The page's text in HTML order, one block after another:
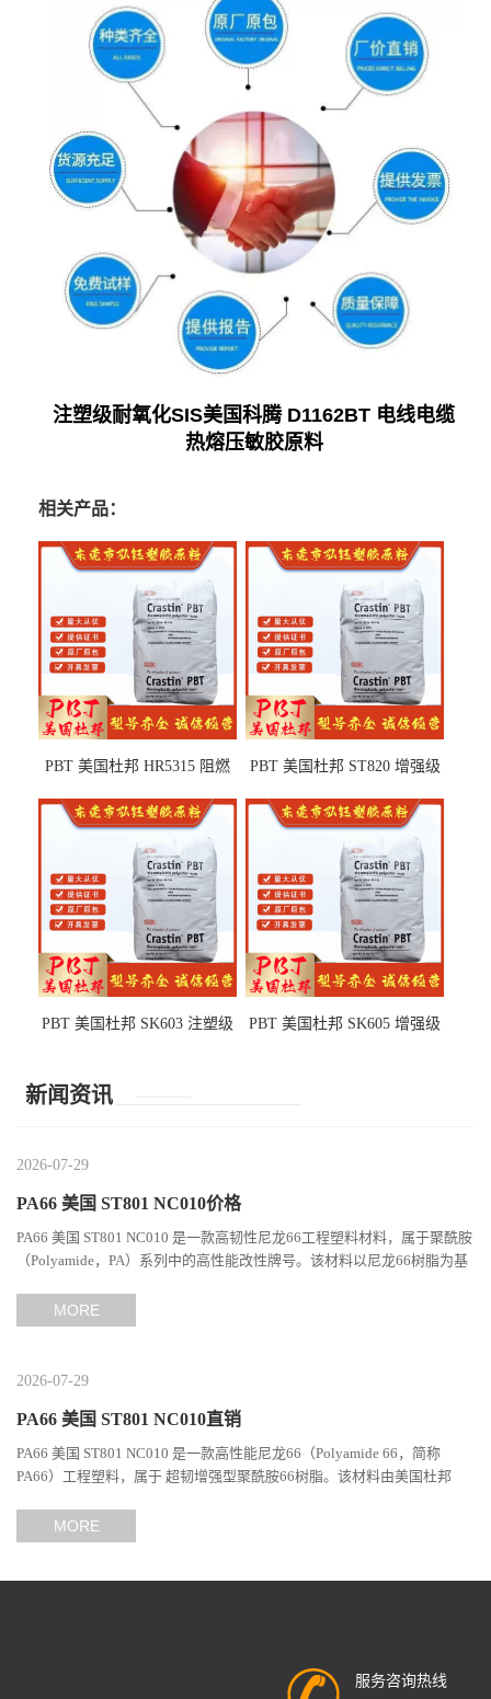
注塑级耐氧化SIS美国科腾 D1162BT 电线电缆
热熔压敏胶原料
相关产品：
PBT 美国杜邦 HR5315 阻燃
部件
PBT 美国杜邦 ST820 增强级
PBT 美国杜邦 SK603 注塑级
PBT 美国杜邦 SK605 增强级
新闻资讯
2026-07-29
PA66 美国 ST801 NC010价格
PA66 美国 ST801 NC010 是一款高韧性尼龙66工程塑料材料，属于聚酰胺
（Polyamide，PA）系列中的高性能改性牌号。该材料以尼龙66树脂为基
MORE
2026-07-29
PA66 美国 ST801 NC010直销
PA66 美国 ST801 NC010 是一款高性能尼龙66（Polyamide 66，简称
PA66）工程塑料，属于 超韧增强型聚酰胺66树脂。该材料由美国杜邦
MORE
服务咨询热线